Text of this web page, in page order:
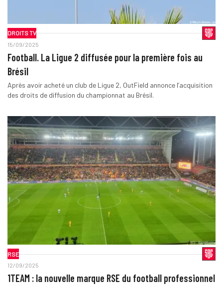
DROITS TV
15/09/2025
Football. La Ligue 2 diffusée pour la première fois au
Brésil
Après avoir acheté un club de Ligue 2, OutField annonce l’acquisition
des droits de diffusion du championnat au Brésil.
RSE
12/09/2025
1TEAM : la nouvelle marque RSE du football professionnel